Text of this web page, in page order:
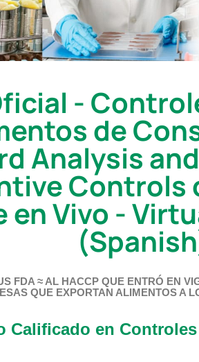
-
de
Analysis
Controls
en Vivo -
FDA ≈ AL HACCP QUE ENTRÓ EN
QUE EXPORTAN ALIMENTOS A
Calificado en